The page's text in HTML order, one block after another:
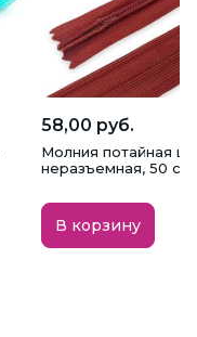
58,00 руб.
Молния потайная
неразъемная, 50 см,
В корзину